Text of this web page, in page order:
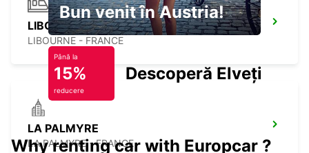
LIBOURNE
LIBOURNE - FRANCE
LA PALMYRE
LA PALMYRE - FRANCE
Bun venit în Austria!
Până la
15%
reducere
Descoperă Elveția
Why renting car with Europcar ?